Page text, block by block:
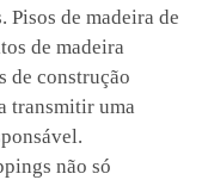
Pisos de madeira de
de madeira
de construção
transmitir uma
não só